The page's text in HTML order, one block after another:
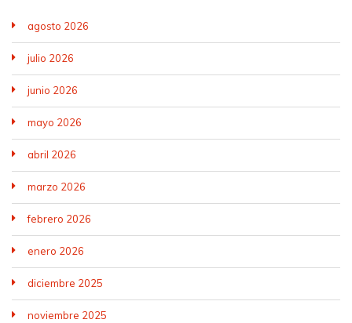
agosto 2026
julio 2026
junio 2026
mayo 2026
abril 2026
marzo 2026
febrero 2026
enero 2026
diciembre 2025
noviembre 2025